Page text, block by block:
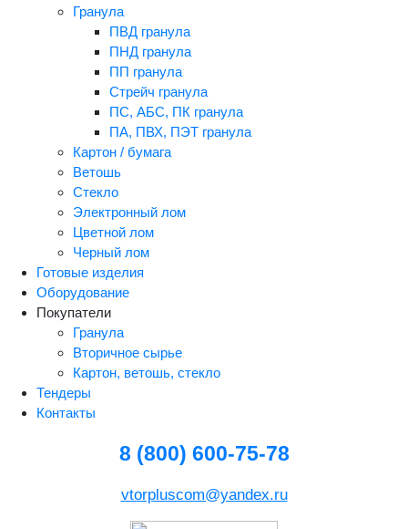
Гранула
ПВД гранула
ПНД гранула
ПП гранула
Стрейч гранула
ПС, АБС, ПК гранула
ПА, ПВХ, ПЭТ гранула
Картон / бумага
Ветошь
Стекло
Электронный лом
Цветной лом
Черный лом
Готовые изделия
Оборудование
Покупатели
Гранула
Вторичное сырье
Картон, ветошь, стекло
Тендеры
Контакты
8 (800) 600-75-78
vtorpluscom@yandex.ru